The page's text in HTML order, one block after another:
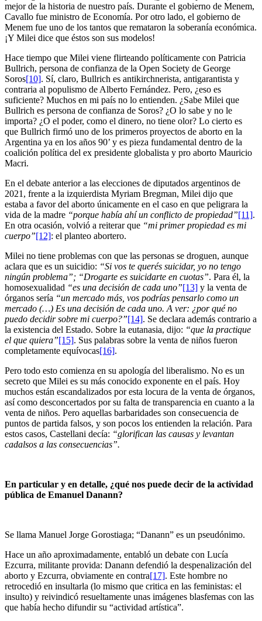
mejor de la historia de nuestro país. Durante el gobierno de Menem,
Cavallo fue ministro de Economía. Por otro lado, el gobierno de
Menem fue uno de los tantos que remataron la soberanía económica.
¡Y Milei dice que éstos son sus modelos!
Hace tiempo que Milei viene flirteando políticamente con Patricia
Bullrich, persona de confianza de la Open Society de George
Soros[10]. Sí, claro, Bullrich es antikirchnerista, antigarantista y
contraria al populismo de Alberto Fernández. Pero, ¿eso es
suficiente? Muchos en mi país no lo entienden. ¿Sabe Milei que
Bullrich es persona de confianza de Soros? ¿O lo sabe y no le
importa? ¿O el poder, como el dinero, no tiene olor? Lo cierto es
que Bullrich firmó uno de los primeros proyectos de aborto en la
Argentina ya en los años 90’ y es pieza fundamental dentro de la
coalición política del ex presidente globalista y pro aborto Mauricio
Macri.
En el debate anterior a las elecciones de diputados argentinos de
2021, frente a la izquierdista Myriam Bregman, Milei dijo que
estaba a favor del aborto únicamente en el caso en que peligrara la
vida de la madre “porque había ahí un conflicto de propiedad”[11].
En otra ocasión, volvió a reiterar que “mi primer propiedad es mi
cuerpo”[12]: el planteo abortero.
Milei no tiene problemas con que las personas se droguen, aunque
aclara que es un suicidio: “Si vos te querés suicidar, yo no tengo
ningún problema”; “Drogarte es suicidarte en cuotas”. Para él, la
homosexualidad “es una decisión de cada uno”[13] y la venta de
órganos sería “un mercado más, vos podrías pensarlo como un
mercado (…) Es una decisión de cada uno. A ver: ¿por qué no
puedo decidir sobre mi cuerpo?”[14]. Se declara además contrario a
la existencia del Estado. Sobre la eutanasia, dijo: “que la practique
el que quiera”[15]. Sus palabras sobre la venta de niños fueron
completamente equívocas[16].
Pero todo esto comienza en su apología del liberalismo. No es un
secreto que Milei es su más conocido exponente en el país. Hoy
muchos están escandalizados por esta locura de la venta de órganos,
así como desconcertados por su falta de transparencia en cuanto a la
venta de niños. Pero aquellas barbaridades son consecuencia de
puntos de partida falsos, y son pocos los entienden la relación. Para
estos casos, Castellani decía: “glorifican las causas y levantan
cadalsos a las consecuencias”.
En particular y en detalle, ¿qué nos puede decir de la actividad
pública de Emanuel Danann?
Se llama Manuel Jorge Gorostiaga; “Danann” es un pseudónimo.
Hace un año aproximadamente, entabló un debate con Lucía
Ezcurra, militante provida: Danann defendió la despenalización del
aborto y Ezcurra, obviamente en contra[17]. Este hombre no
retrocedió en insultarla (lo mismo que critica en las feministas: el
insulto) y reivindicó resueltamente unas imágenes blasfemas con las
que había hecho difundir su “actividad artística”.